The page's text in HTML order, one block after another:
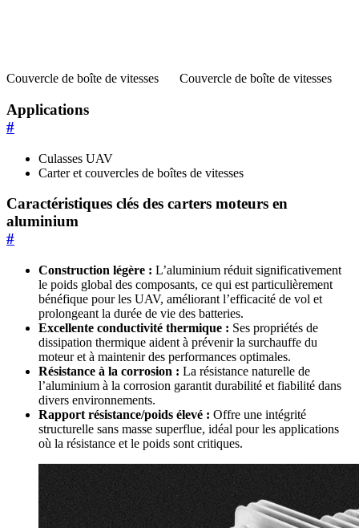
Couvercle de boîte de vitesses Couvercle de boîte de vitesses
Applications
#
Culasses UAV
Carter et couvercles de boîtes de vitesses
Caractéristiques clés des carters moteurs en
aluminium
#
Construction légère : L’aluminium réduit significativement
le poids global des composants, ce qui est particulièrement
bénéfique pour les UAV, améliorant l’efficacité de vol et
prolongeant la durée de vie des batteries.
Excellente conductivité thermique : Ses propriétés de
dissipation thermique aident à prévenir la surchauffe du
moteur et à maintenir des performances optimales.
Résistance à la corrosion : La résistance naturelle de
l’aluminium à la corrosion garantit durabilité et fiabilité dans
divers environnements.
Rapport résistance/poids élevé : Offre une intégrité
structurelle sans masse superflue, idéal pour les applications
où la résistance et le poids sont critiques.